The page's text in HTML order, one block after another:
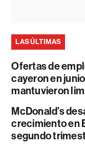
LAS ÚLTIMAS
Ofertas de
cayeron en
mantuvieron
McDonald’s
crecimiento en
segundo